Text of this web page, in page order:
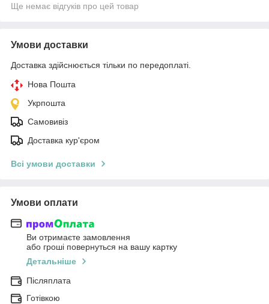
Ще немає відгуків про цей товар
Умови доставки
Доставка здійснюється тільки по передоплаті.
Нова Пошта
Укрпошта
Самовивіз
Доставка кур'єром
Всі умови доставки
Умови оплати
Ви отримаєте замовлення
або гроші повернуться на вашу картку
Детальніше
Післяплата
Готівкою